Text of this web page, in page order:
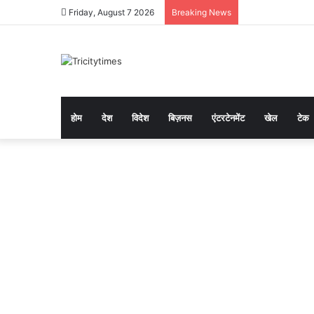
Friday, August 7 2026 Breaking News
होम देश विदेश बिज़नस एंटरटेनमेंट खेल टेक